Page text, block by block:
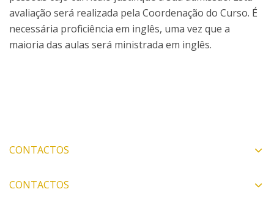
avaliação será realizada pela Coordenação do Curso. É
necessária proficiência em inglês, uma vez que a
maioria das aulas será ministrada em inglês.
CONTACTOS
CONTACTOS